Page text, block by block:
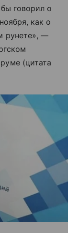
говорил о
как о
рунете», —
(цитата